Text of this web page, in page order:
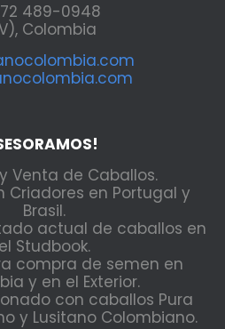
489-0948
Colombia
Venta de Caballos.
Criadores en Portugal y
Brasil.
actual de caballos en
el Studbook.
compra de semen en
y en el Exterior.
con caballos Pura
y Lusitano Colombiano.